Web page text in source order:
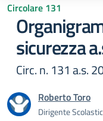
Circolare 131
sicurezza
Circ. n. 131 a.s.
Roberto Toro
Dirigente